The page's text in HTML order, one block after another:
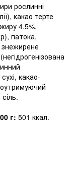
рослинні
какао терте
4.5%,
патока,
какао-
г: 501 ккал.